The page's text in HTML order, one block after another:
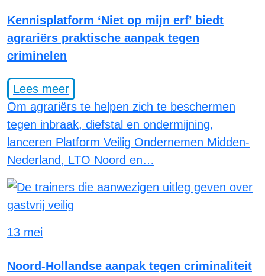
Kennisplatform ‘Niet op mijn erf’ biedt
agrariërs praktische aanpak tegen
criminelen
Lees meer
Om agrariërs te helpen zich te beschermen
tegen inbraak, diefstal en ondermijning,
lanceren Platform Veilig Ondernemen Midden-
Nederland, LTO Noord en…
13 mei
Noord-Hollandse aanpak tegen criminaliteit